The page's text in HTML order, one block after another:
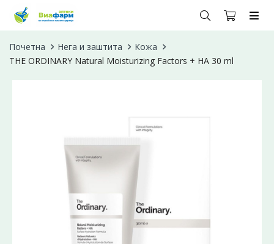
Почетна Нега и заштита
Кожа
THE ORDINARY Natural Moisturizing Factors + HA 30 ml